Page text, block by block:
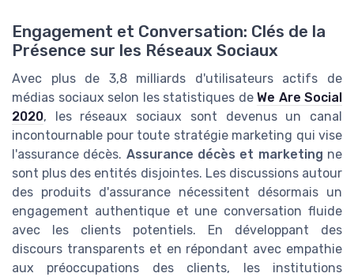
Engagement et Conversation: Clés de la
Présence sur les Réseaux Sociaux
Avec plus de 3,8 milliards d'utilisateurs actifs de
médias sociaux selon les statistiques de We Are Social
2020, les réseaux sociaux sont devenus un canal
incontournable pour toute stratégie marketing qui vise
l'assurance décès. Assurance décès et marketing ne
sont plus des entités disjointes. Les discussions autour
des produits d'assurance nécessitent désormais un
engagement authentique et une conversation fluide
avec les clients potentiels. En développant des
discours transparents et en répondant avec empathie
aux préoccupations des clients, les institutions